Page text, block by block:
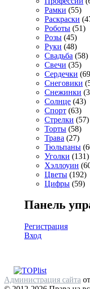
Рамки (55)
Раскраски
Роботы (51)
Розы (45)
Руки (48)
Свадьба (58)
Свечи (35)
Сердечки
Снеговики
Снежинки
Солнце (43)
Спорт (63)
Стрелки (57)
Торты (58)
Трава (27)
Тюльпаны
Уголки (131)
Хэллоуин
Цветы (192)
Цифры (59)
Панель
Регистрация
Вход
Администрация сайта